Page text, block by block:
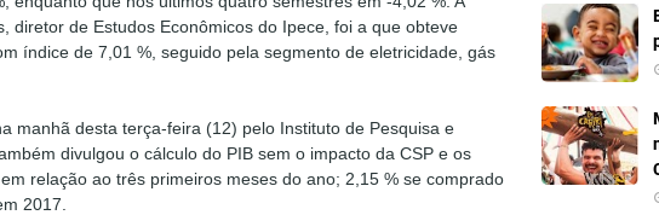
diretor de Estudos Econômicos do Ipece, foi a que obteve
índice de 7,01 %, seguido pela segmento de eletricidade, gás
manhã desta terça-feira (12) pelo Instituto de Pesquisa e
divulgou o cálculo do PIB sem o impacto da CSP e os
relação ao três primeiros meses do ano; 2,15 % se comprado
2017.